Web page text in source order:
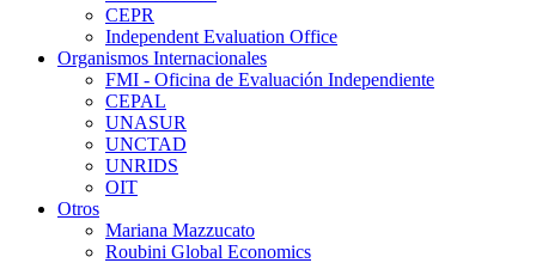
CEPR
Independent Evaluation Office
Organismos Internacionales
FMI - Oficina de Evaluación Independiente
CEPAL
UNASUR
UNCTAD
UNRIDS
OIT
Otros
Mariana Mazzucato
Roubini Global Economics